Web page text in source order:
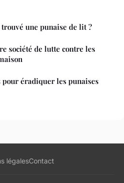
une punaise de lit ?
société de lutte contre les
pour éradiquer les punaises
légalesContact